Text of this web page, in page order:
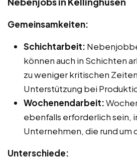
Gemeinsamkeiten:
Schichtarbeit:
können auch in Schichten
zu weniger kritischen
Unterstützung bei
Wochenendarbeit:
ebenfalls erforderlich sein,
Unternehmen, die rund um
Unterschiede: